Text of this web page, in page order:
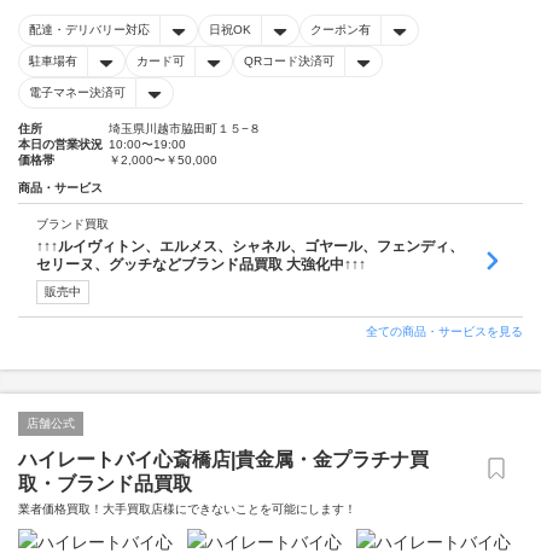
配達・デリバリー対応 日祝OK クーポン有
駐車場有 カード可 QRコード決済可
電子マネー決済可
住所
埼玉県川越市脇田町１５−８
本日の営業状況 10:00〜19:00
価格帯
￥2,000〜￥50,000
商品・サービス
ブランド買取
↑↑↑ルイヴィトン、エルメス、シャネル、ゴヤール、フェンディ、
セリーヌ、グッチなどブランド品買取 大強化中↑↑↑
販売中
全ての商品・サービスを見る
店舗公式
ハイレートバイ心斎橋店|貴金属・金プラチナ買
取・ブランド品買取
業者価格買取！大手買取店様にできないことを可能にします！